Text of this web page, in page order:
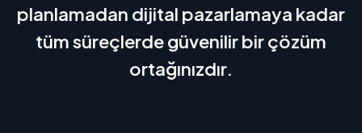
planlamadan dijital pazarlamaya kadar
tüm süreçlerde güvenilir bir çözüm
ortağınızdır.